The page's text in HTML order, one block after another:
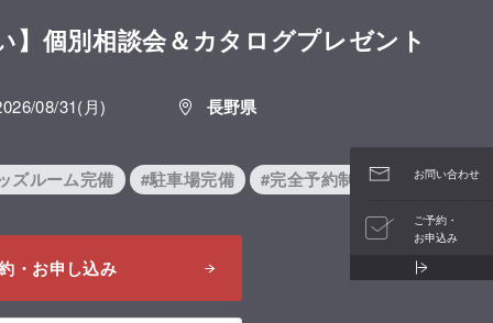
】個別相談会＆カタログプレゼント
08/31(月) 長野県
ズルーム完備 #駐車場完備 #完全予約制
・お申し込み
お問い合わせ
ご予約・
お申込み